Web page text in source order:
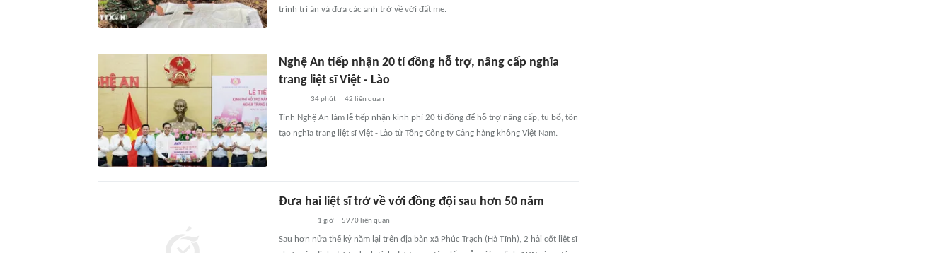
trình tri ân và đưa các anh trở về với đất mẹ.
Nghệ An tiếp nhận 20 tỉ đồng hỗ trợ, nâng cấp nghĩa
trang liệt sĩ Việt - Lào
34 phút 42 liên quan
Tỉnh Nghệ An làm lễ tiếp nhận kinh phí 20 tỉ đồng để hỗ trợ nâng cấp, tu bổ, tôn
tạo nghĩa trang liệt sĩ Việt - Lào từ Tổng Công ty Cảng hàng không Việt Nam.
Đưa hai liệt sĩ trở về với đồng đội sau hơn 50 năm
1 giờ 5970liên quan
Sau hơn nửa thế kỷ nằm lại trên địa bàn xã Phúc Trạch (Hà Tĩnh), 2 hài cốt liệt sĩ